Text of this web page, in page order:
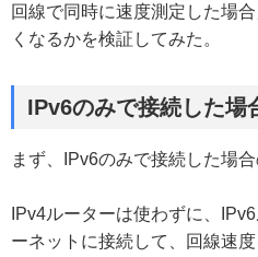
回線で同時に速度測定した場
くなるかを検証してみた。
IPv6のみで接続した場
まず、IPv6のみで接続した場
IPv4ルーターは使わずに、
ーネットに接続して、回線速